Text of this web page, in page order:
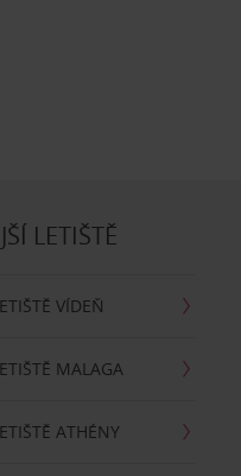
LETIŠTĚ
VÍDEŇ
MALAGA
ATHÉNY